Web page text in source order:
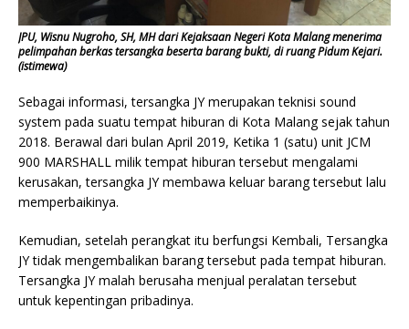
JPU, Wisnu Nugroho, SH, MH dari Kejaksaan Negeri Kota Malang menerima
pelimpahan berkas tersangka beserta barang bukti, di ruang Pidum Kejari.
(istimewa)
Sebagai informasi, tersangka JY merupakan teknisi sound
system pada suatu tempat hiburan di Kota Malang sejak tahun
2018. Berawal dari bulan April 2019, Ketika 1 (satu) unit JCM
900 MARSHALL milik tempat hiburan tersebut mengalami
kerusakan, tersangka JY membawa keluar barang tersebut lalu
memperbaikinya.
Kemudian, setelah perangkat itu berfungsi Kembali, Tersangka
JY tidak mengembalikan barang tersebut pada tempat hiburan.
Tersangka JY malah berusaha menjual peralatan tersebut
untuk kepentingan pribadinya.